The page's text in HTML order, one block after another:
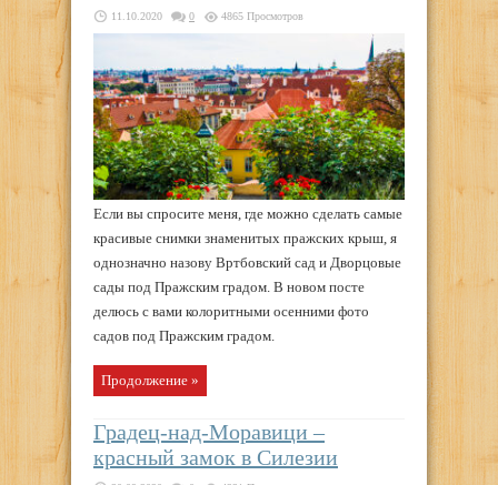
11.10.2020 0 4865 Просмотров
Если вы спросите меня, где можно сделать самые
красивые снимки знаменитых пражских крыш, я
однозначно назову Вртбовский сад и Дворцовые
сады под Пражским градом. В новом посте
делюсь с вами колоритными осенними фото
садов под Пражским градом.
Продолжение »
Градец-над-Моравици –
красный замок в Силезии